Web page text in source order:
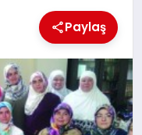
Paylaş